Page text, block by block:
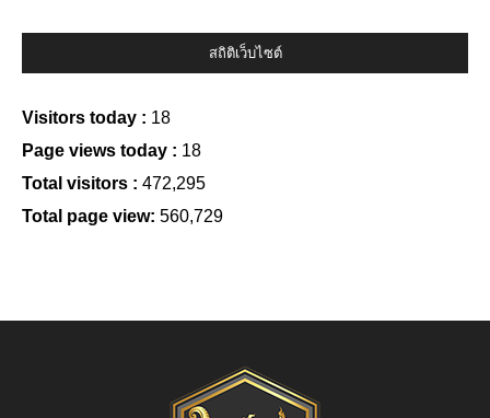
สถิติเว็บไซต์
Visitors today : 18
Page views today : 18
Total visitors : 472,295
Total page view: 560,729